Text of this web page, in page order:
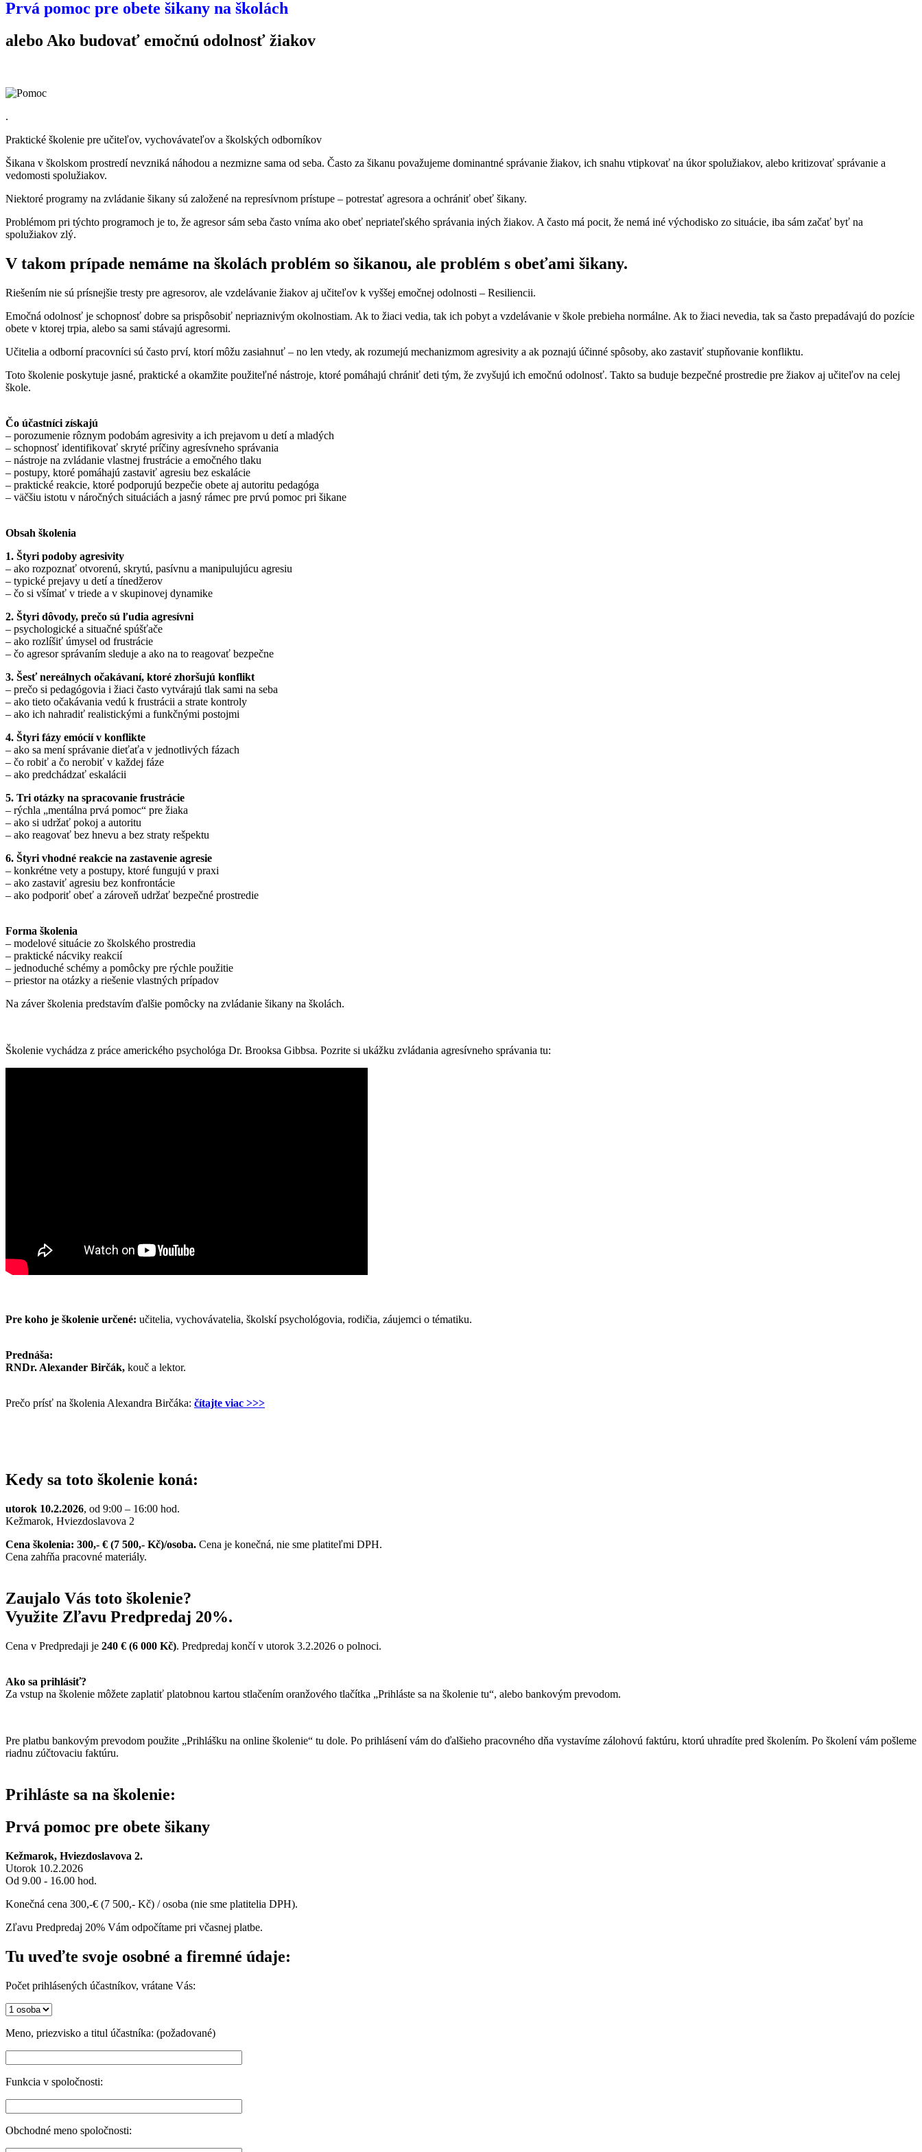
Prvá pomoc pre obete šikany na školách
alebo Ako budovať emočnú odolnosť žiakov
.
Praktické školenie pre učiteľov, vychovávateľov a školských odborníkov
Šikana v školskom prostredí nevzniká náhodou a nezmizne sama od seba. Často za šikanu považujeme dominantné správanie žiakov, ich snahu vtipkovať na úkor spolužiakov, alebo kritizovať správanie a
vedomosti spolužiakov.
Niektoré programy na zvládanie šikany sú založené na represívnom prístupe – potrestať agresora a ochrániť obeť šikany.
Problémom pri týchto programoch je to, že agresor sám seba často vníma ako obeť nepriateľského správania iných žiakov. A často má pocit, že nemá iné východisko zo situácie, iba sám začať byť na
spolužiakov zlý.
V takom prípade nemáme na školách problém so šikanou, ale problém s obeťami šikany.
Riešením nie sú prísnejšie tresty pre agresorov, ale vzdelávanie žiakov aj učiteľov k vyššej emočnej odolnosti – Resiliencii.
Emočná odolnosť je schopnosť dobre sa prispôsobiť nepriaznivým okolnostiam. Ak to žiaci vedia, tak ich pobyt a vzdelávanie v škole prebieha normálne. Ak to žiaci nevedia, tak sa často prepadávajú do pozície
obete v ktorej trpia, alebo sa sami stávajú agresormi.
Učitelia a odborní pracovníci sú často prví, ktorí môžu zasiahnuť – no len vtedy, ak rozumejú mechanizmom agresivity a ak poznajú účinné spôsoby, ako zastaviť stupňovanie konfliktu.
Toto školenie poskytuje jasné, praktické a okamžite použiteľné nástroje, ktoré pomáhajú chrániť deti tým, že zvyšujú ich emočnú odolnosť. Takto sa buduje bezpečné prostredie pre žiakov aj učiteľov na celej
škole.
Čo účastníci získajú
– porozumenie rôznym podobám agresivity a ich prejavom u detí a mladých
– schopnosť identifikovať skryté príčiny agresívneho správania
– nástroje na zvládanie vlastnej frustrácie a emočného tlaku
– postupy, ktoré pomáhajú zastaviť agresiu bez eskalácie
– praktické reakcie, ktoré podporujú bezpečie obete aj autoritu pedagóga
– väčšiu istotu v náročných situáciách a jasný rámec pre prvú pomoc pri šikane
Obsah školenia
1. Štyri podoby agresivity
– ako rozpoznať otvorenú, skrytú, pasívnu a manipulujúcu agresiu
– typické prejavy u detí a tínedžerov
– čo si všímať v triede a v skupinovej dynamike
2. Štyri dôvody, prečo sú ľudia agresívni
– psychologické a situačné spúšťače
– ako rozlíšiť úmysel od frustrácie
– čo agresor správaním sleduje a ako na to reagovať bezpečne
3. Šesť nereálnych očakávaní, ktoré zhoršujú konflikt
– prečo si pedagógovia i žiaci často vytvárajú tlak sami na seba
– ako tieto očakávania vedú k frustrácii a strate kontroly
– ako ich nahradiť realistickými a funkčnými postojmi
4. Štyri fázy emócií v konflikte
– ako sa mení správanie dieťaťa v jednotlivých fázach
– čo robiť a čo nerobiť v každej fáze
– ako predchádzať eskalácii
5. Tri otázky na spracovanie frustrácie
– rýchla „mentálna prvá pomoc“ pre žiaka
– ako si udržať pokoj a autoritu
– ako reagovať bez hnevu a bez straty rešpektu
6. Štyri vhodné reakcie na zastavenie agresie
– konkrétne vety a postupy, ktoré fungujú v praxi
– ako zastaviť agresiu bez konfrontácie
– ako podporiť obeť a zároveň udržať bezpečné prostredie
Forma školenia
– modelové situácie zo školského prostredia
– praktické nácviky reakcií
– jednoduché schémy a pomôcky pre rýchle použitie
– priestor na otázky a riešenie vlastných prípadov
Na záver školenia predstavím ďalšie pomôcky na zvládanie šikany na školách.
Školenie vychádza z práce amerického psychológa Dr. Brooksa Gibbsa. Pozrite si ukážku zvládania agresívneho správania tu:
Pre koho je školenie určené: učitelia, vychovávatelia, školskí psychológovia, rodičia, záujemci o tématiku.
Prednáša:
RNDr. Alexander Birčák, kouč a lektor.
Prečo prísť na školenia Alexandra Birčáka: čítajte viac >>>
Kedy sa toto školenie koná:
utorok 10.2.2026, od 9:00 – 16:00 hod.
Kežmarok, Hviezdoslavova 2
Cena školenia: 300,- € (7 500,- Kč)/osoba. Cena je konečná, nie sme platiteľmi DPH.
Cena zahŕňa pracovné materiály.
Zaujalo Vás toto školenie?
Využite Zľavu Predpredaj 20%.
Cena v Predpredaji je 240 € (6 000 Kč). Predpredaj končí v utorok 3.2.2026 o polnoci.
Ako sa prihlásiť?
Za vstup na školenie môžete zaplatiť platobnou kartou stlačením oranžového tlačítka „Prihláste sa na školenie tu“, alebo bankovým prevodom.
Pre platbu bankovým prevodom použite „Prihlášku na online školenie“ tu dole. Po prihlásení vám do ďalšieho pracovného dňa vystavíme zálohovú faktúru, ktorú uhradíte pred školením. Po školení vám pošleme
riadnu zúčtovaciu faktúru.
Prihláste sa na školenie:
Prvá pomoc pre obete šikany
Kežmarok, Hviezdoslavova 2.
Utorok 10.2.2026
Od 9.00 - 16.00 hod.
Konečná cena 300,-€ (7 500,- Kč) / osoba (nie sme platitelia DPH).
Zľavu Predpredaj 20% Vám odpočítame pri včasnej platbe.
Tu uveďte svoje osobné a firemné údaje:
Počet prihlásených účastníkov, vrátane Vás:
Meno, priezvisko a titul účastníka: (požadované)
Funkcia v spoločnosti:
Obchodné meno spoločnosti: